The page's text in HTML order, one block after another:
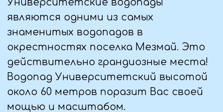
— Завтрак, освобождение номеров.
— Посещение Свято-Михайловского
Афонского монастыря. На
территории монастыря действует
5 храмов доступных для посещения и,
5 ДЕНЬ (20.07.25)
690 метров. (За доп.плату)
— Возвращение в гостиницу, ужин.